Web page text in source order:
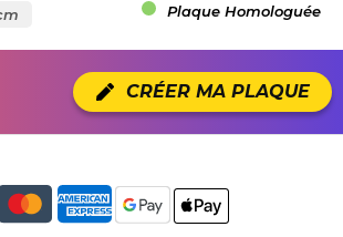
Plaque Homologuée
CRÉER MA PLAQUE